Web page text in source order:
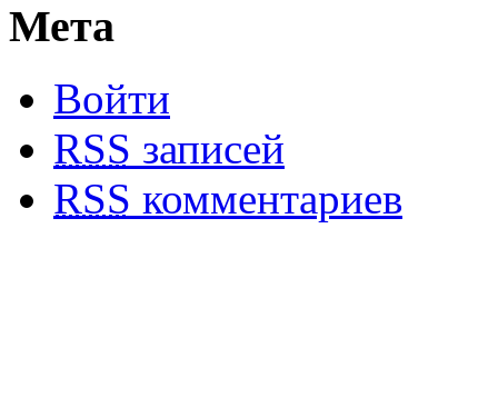
Мета
Войти
RSS записей
RSS комментариев